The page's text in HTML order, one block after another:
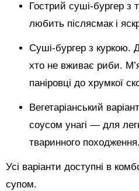
Гострий суші-бургер з
любить післясмак і
Суші-бургер з куркою.
хто не вживає риби.
паніровці до хрумкої
Вегетаріанський
соусом унагі — для
тваринного походження.
Усі варіанти доступні в
супом.